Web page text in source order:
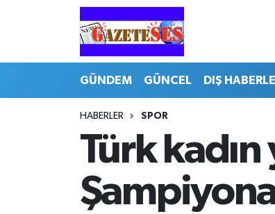
GÜNDEM GÜNCEL DIŞ
HABERLER SPOR
Türk